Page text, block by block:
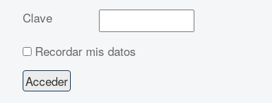
Clave
Recordar mis datos